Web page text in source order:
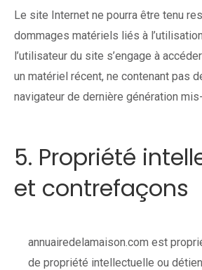
Le site Internet ne pourra être tenu
dommages matériels liés à
l’utilisateur du site s’engage à
un matériel récent, ne contenant pas
navigateur de dernière génération
5. Propriété
et contrefaçons
annuairedelamaison.com est
de propriété intellectuelle ou